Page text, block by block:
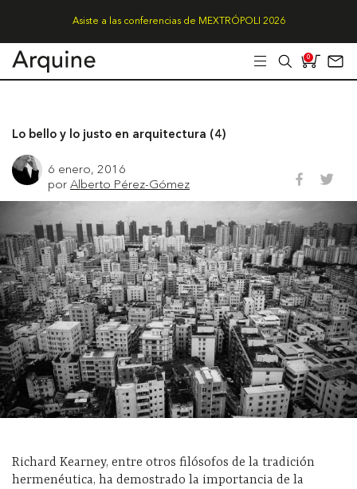
Asiste a las conferencias de MEXTRÓPOLI 2026
0
Lo bello y lo justo en arquitectura (4)
6 enero, 2016
por Alberto Pérez-Gómez
Richard Kearney, entre otros filósofos de la tradición
hermenéutica, ha demostrado la importancia de la